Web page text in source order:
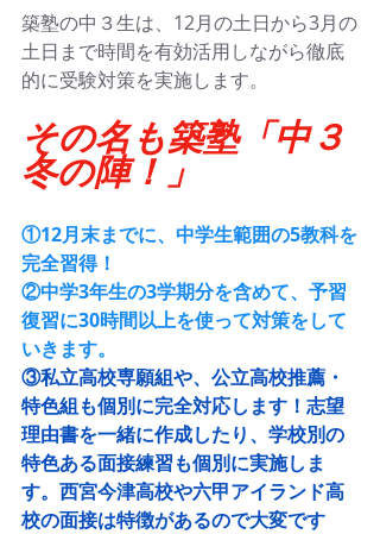
築塾の中３生は、12月の土日から3月の
土日まで時間を有効活用しながら徹底
的に受験対策を実施します。
その名も築塾「中３
冬の陣！」
①12月末までに、中学生範囲の5教科を
完全習得！
②中学3年生の3学期分を含めて、予習
復習に30時間以上を使って対策をして
いきます。
③私立高校専願組や、公立高校推薦・
特色組も個別に完全対応します！志望
理由書を一緒に作成したり、学校別の
特色ある面接練習も個別に実施しま
す。西宮今津高校や六甲アイランド高
校の面接は特徴があるので大変です